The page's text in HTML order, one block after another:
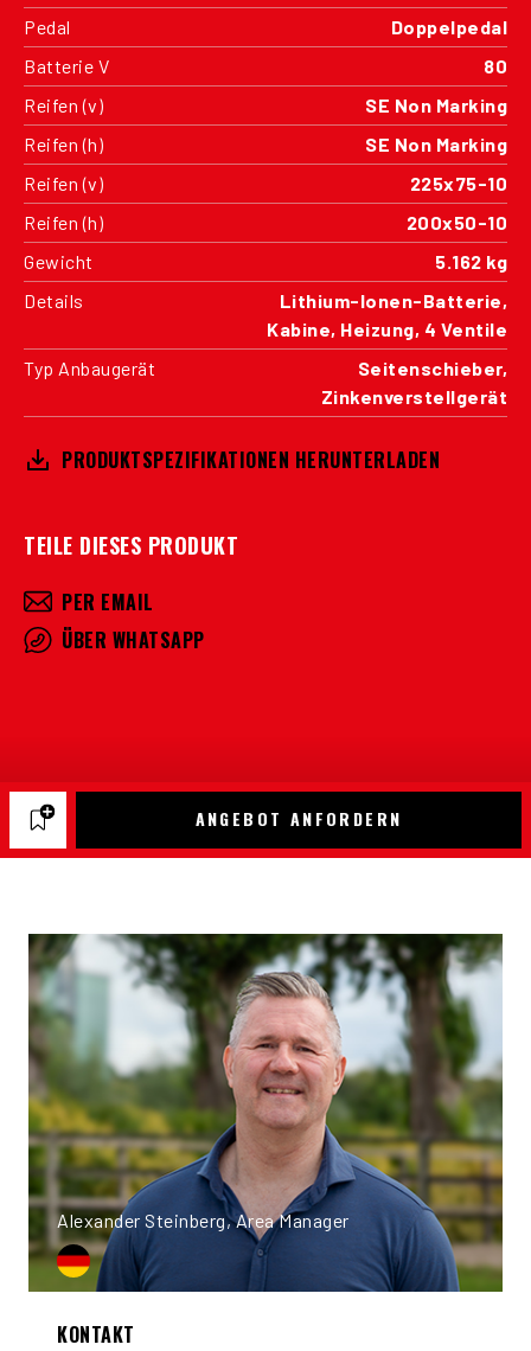
Pedal
Doppelpedal
Batterie V
80
Reifen (v)
SE Non Marking
Reifen (h)
SE Non Marking
Reifen (v)
225x75-10
Reifen (h)
200x50-10
Gewicht
5.162 kg
Details
Lithium-Ionen-Batterie,
Kabine, Heizung, 4 Ventile
Typ Anbaugerät
Seitenschieber,
Zinkenverstellgerät
PRODUKTSPEZIFIKATIONEN HERUNTERLADEN
TEILE DIESES PRODUKT
PER EMAIL
ÜBER WHATSAPP
ANGEBOT ANFORDERN
Alexander Steinberg, Area Manager
KONTAKT